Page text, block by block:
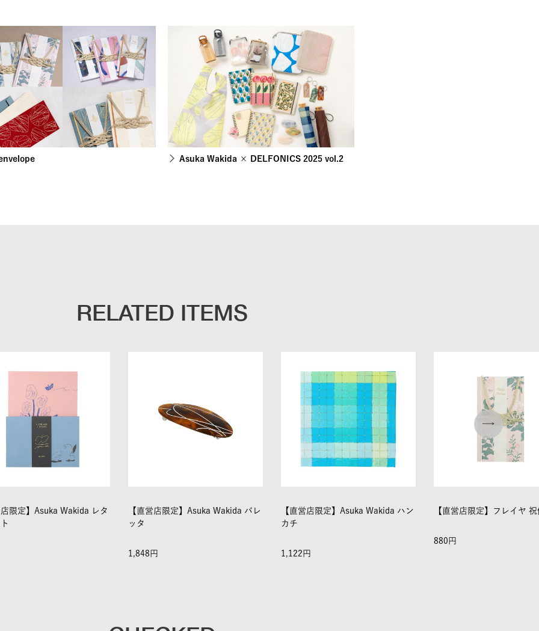
Asuka Wakida × DELFONICS 2025 vol.2
RELATED ITEMS
限定】Asuka Wakida レタ
【直営店限定】Asuka Wakida バレ
ッタ
1,848
【直営店限定】Asuka Wakida ハン
カチ
1,122
【直営店限定】フレイヤ
880